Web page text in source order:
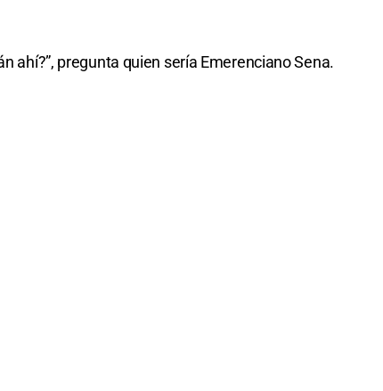
ahí?”, pregunta quien sería Emerenciano Sena.